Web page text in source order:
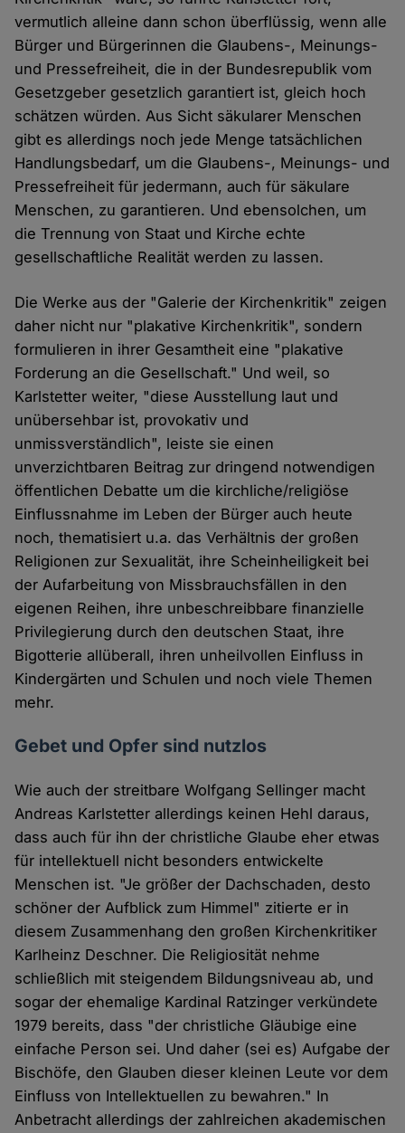
vermutlich alleine dann schon überflüssig, wenn alle
Bürger und Bürgerinnen die Glaubens-, Meinungs-
und Pressefreiheit, die in der Bundesrepublik vom
Gesetzgeber gesetzlich garantiert ist, gleich hoch
schätzen würden. Aus Sicht säkularer Menschen
gibt es allerdings noch jede Menge tatsächlichen
Handlungsbedarf, um die Glaubens-, Meinungs- und
Pressefreiheit für jedermann, auch für säkulare
Menschen, zu garantieren. Und ebensolchen, um
die Trennung von Staat und Kirche echte
gesellschaftliche Realität werden zu lassen.
Die Werke aus der "Galerie der Kirchenkritik" zeigen
daher nicht nur "plakative Kirchenkritik", sondern
formulieren in ihrer Gesamtheit eine "plakative
Forderung an die Gesellschaft." Und weil, so
Karlstetter weiter, "diese Ausstellung laut und
unübersehbar ist, provokativ und
unmissverständlich", leiste sie einen
unverzichtbaren Beitrag zur dringend notwendigen
öffentlichen Debatte um die kirchliche/religiöse
Einflussnahme im Leben der Bürger auch heute
noch, thematisiert u.a. das Verhältnis der großen
Religionen zur Sexualität, ihre Scheinheiligkeit bei
der Aufarbeitung von Missbrauchsfällen in den
eigenen Reihen, ihre unbeschreibbare finanzielle
Privilegierung durch den deutschen Staat, ihre
Bigotterie allüberall, ihren unheilvollen Einfluss in
Kindergärten und Schulen und noch viele Themen
mehr.
Gebet und Opfer sind nutzlos
Wie auch der streitbare Wolfgang Sellinger macht
Andreas Karlstetter allerdings keinen Hehl daraus,
dass auch für ihn der christliche Glaube eher etwas
für intellektuell nicht besonders entwickelte
Menschen ist. "Je größer der Dachschaden, desto
schöner der Aufblick zum Himmel" zitierte er in
diesem Zusammenhang den großen Kirchenkritiker
Karlheinz Deschner. Die Religiosität nehme
schließlich mit steigendem Bildungsniveau ab, und
sogar der ehemalige Kardinal Ratzinger verkündete
1979 bereits, dass "der christliche Gläubige eine
einfache Person sei. Und daher (sei es) Aufgabe der
Bischöfe, den Glauben dieser kleinen Leute vor dem
Einfluss von Intellektuellen zu bewahren." In
Anbetracht allerdings der zahlreichen akademischen